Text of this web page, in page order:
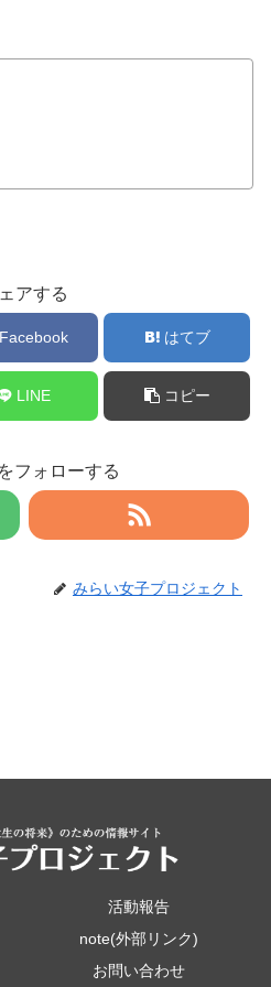
アする
Facebook はてブ
LINE コピー
フォローする
みらい女子プロジェクト
活動報告
note(外部リンク)
お問い合わせ